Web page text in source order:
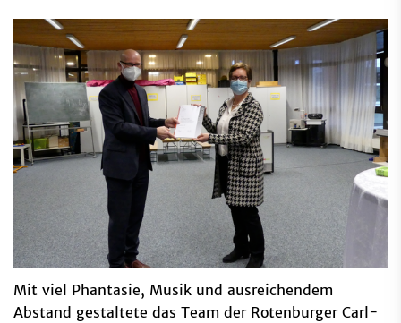
Mit viel Phantasie, Musik und ausreichendem
Abstand gestaltete das Team der Rotenburger Carl-